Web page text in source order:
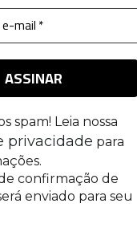
spam! Leia nossa
privacidade para
confirmação de
enviado para seu